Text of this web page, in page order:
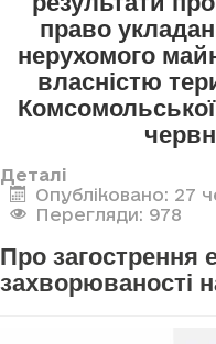
право
нерухомого
власністю
Деталі
Опубліковано: 27
Перегляди: 978
Про загострення
захворюваності